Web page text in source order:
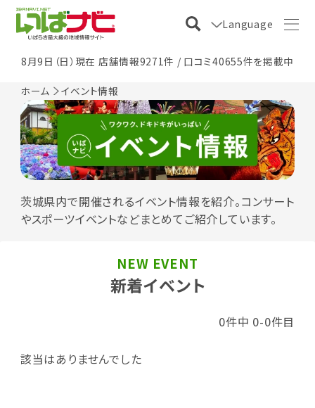
Language
8月9日（日）現在 店舗情報9271件 / 口コミ40655件を掲載中
ホーム イベント情報
茨城県内で開催されるイベント情報を紹介。コンサート
やスポーツイベントなどまとめてご紹介しています。
新着イベント
NEW EVENT
0件中 0-0件目
該当はありませんでした